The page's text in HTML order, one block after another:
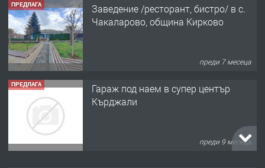
ПРЕДЛАГА
Заведение /ресторант, бистро/ в с.
Чакаларово, община Кирково
преди 7 месеца
ПРЕДЛАГА
Гараж под наем в супер център
Кърджали
преди 9 месеца